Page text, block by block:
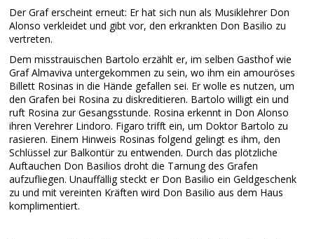
Der Graf erscheint erneut: Er hat sich nun als Musiklehrer Don
Alonso verkleidet und gibt vor, den erkrankten Don Basilio zu
vertreten.
Dem misstrauischen Bartolo erzählt er, im selben Gasthof wie
Graf Almaviva untergekommen zu sein, wo ihm ein amouröses
Billett Rosinas in die Hände gefallen sei. Er wolle es nutzen, um
den Grafen bei Rosina zu diskreditieren. Bartolo willigt ein und
ruft Rosina zur Gesangsstunde. Rosina erkennt in Don Alonso
ihren Verehrer Lindoro. Figaro trifft ein, um Doktor Bartolo zu
rasieren. Einem Hinweis Rosinas folgend gelingt es ihm, den
Schlüssel zur Balkontür zu entwenden. Durch das plötzliche
Auftauchen Don Basilios droht die Tarnung des Grafen
aufzufliegen. Unauffällig steckt er Don Basilio ein Geldgeschenk
zu und mit vereinten Kräften wird Don Basilio aus dem Haus
komplimentiert.